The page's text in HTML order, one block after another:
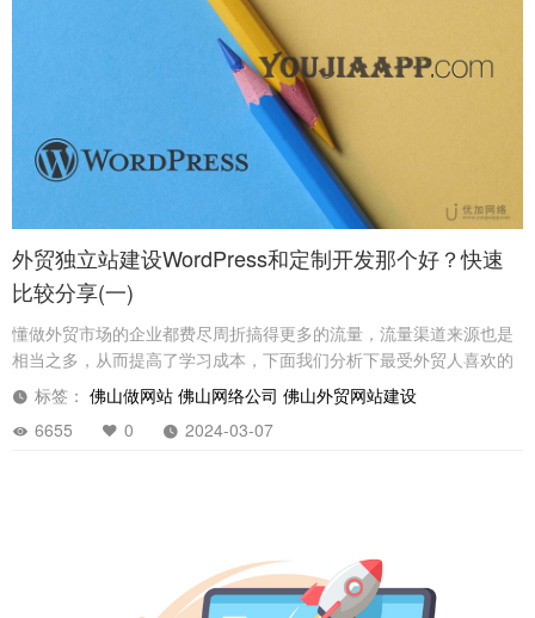
外贸独立站建设WordPress和定制开发那个好？快速
比较分享(一)
懂做外贸市场的企业都费尽周折搞得更多的流量，流量渠道来源也是
相当之多，从而提高了学习成本，下面我们分析下最受外贸人喜欢的
独立站建站系统WordPress和定制开发的比较。
标签： 佛山做网站 佛山网络公司 佛山外贸网站建设
6655
0 2024-03-07